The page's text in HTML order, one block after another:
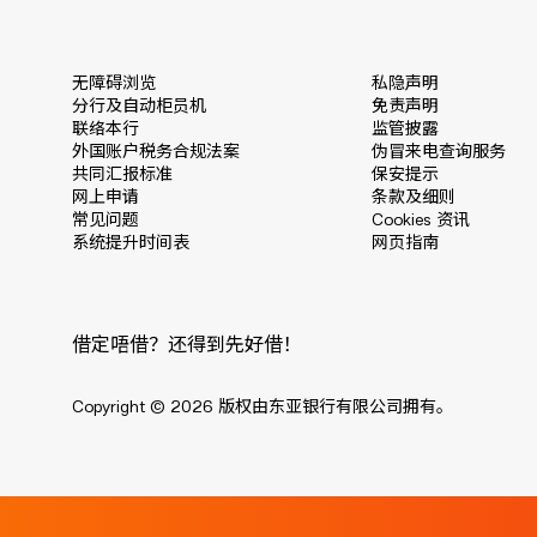
无障碍浏览
分行及自动柜员机
联络本行
外国账户税务合规法案
共同汇报标准
网上申请
常见问题
系统提升时间表
私隐声明
免责声明
监管披露
伪冒来电查询服务
保安提示
条款及细则
Cookies 资讯
网页指南
借定唔借？还得到先好借！
Copyright © 2026 版权由东亚银行有限公司拥有。